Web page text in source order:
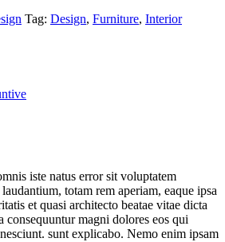
Tag: Design, Furniture, Interior
iste natus error sit voluptatem
totam rem aperiam, eaque ipsa
et quasi architecto beatae vitae dicta
consequuntur magni dolores eos qui
sunt explicabo. Nemo enim ipsam